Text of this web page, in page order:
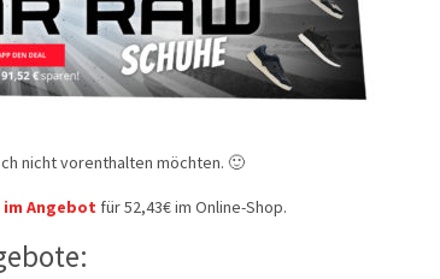
nicht vorenthalten möchten. 🙂
im Angebot für 52,43€ im Online-Shop.